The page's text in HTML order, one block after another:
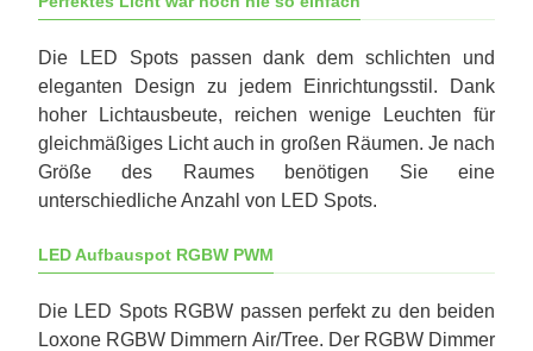
Die LED Spots passen dank dem schlichten und
eleganten Design zu jedem Einrichtungsstil. Dank
hoher Lichtausbeute, reichen wenige Leuchten für
gleichmäßiges Licht auch in großen Räumen. Je nach
Größe des Raumes benötigen Sie eine
unterschiedliche Anzahl von LED Spots.
LED Aufbauspot RGBW PWM
Die LED Spots RGBW passen perfekt zu den beiden
Loxone RGBW Dimmern Air/Tree. Der RGBW Dimmer